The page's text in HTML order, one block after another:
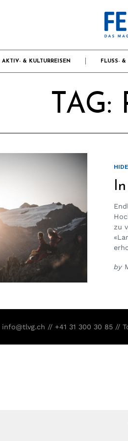
AKTIV- & KULTURREISEN FLUSS- &
TAG:
zu
by
info@tlvg.ch // +41 31 300 30 85 //